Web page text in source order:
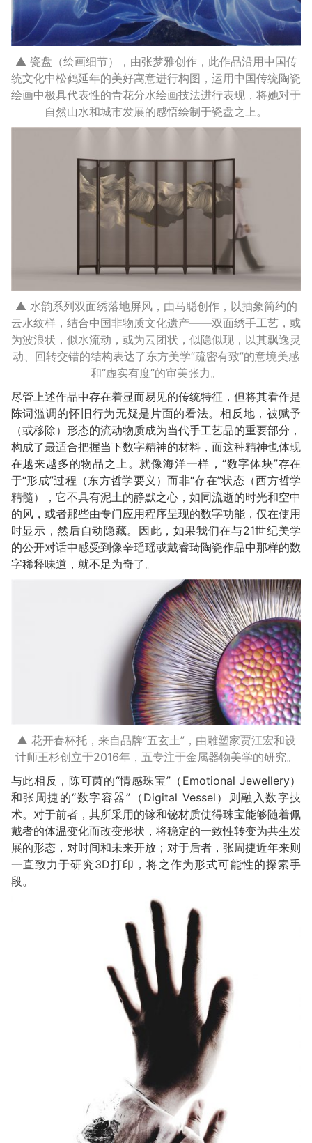
▲ 瓷盘（绘画细节），由张梦雅创作，此作品沿用中国传
统文化中松鹤延年的美好寓意进行构图，运用中国传统陶瓷
绘画中极具代表性的青花分水绘画技法进行表现，将她对于
自然山水和城市发展的感悟绘制于瓷盘之上。
▲ 水韵系列双面绣落地屏风，由马聪创作，以抽象简约的
云水纹样，结合中国非物质文化遗产——双面绣手工艺，或
为波浪状，似水流动，或为云团状，似隐似现，以其飘逸灵
动、回转交错的结构表达了东方美学“疏密有致”的意境美感
和“虚实有度”的审美张力。
尽管上述作品中存在着显而易见的传统特征，但将其看作是
陈词滥调的怀旧行为无疑是片面的看法。相反地，被赋予
（或移除）形态的流动物质成为当代手工艺品的重要部分，
构成了最适合把握当下数字精神的材料，而这种精神也体现
在越来越多的物品之上。就像海洋一样​​，“数字体块”存在
于“形成”过程（东方哲学要义）而非“存在”状态（西方哲学
精髓），它不具有泥土的静默之心，如同流逝的时光和空中
的风，或者那些由专门应用程序呈现的数字功能，仅在使用
时显示，然后自动隐藏。因此，如果我们在与21世纪美学
的公开对话中感受到像辛瑶瑶或戴睿琦陶瓷作品中那样的数
字稀释味道，就不足为奇了。
▲ 花开春杯托，来自品牌“五玄土”，由雕塑家贾江宏和设
计师王杉创立于2016年，五专注于金属器物美学的研究。
与此相反，陈可茵的“情感珠宝”（Emotional Jewellery）
和张周捷的“数字容器”（Digital Vessel）则融入数字技
术。对于前者，其所采用的镓和铋材质使得珠宝能够随着佩
戴者的体温变化而改变形状，将稳定的一致性转变为共生发
展的形态，对时间和未来开放；对于后者，张周捷近年来则
一直致力于研究3D打印，将之作为形式可能性的探索手
段。